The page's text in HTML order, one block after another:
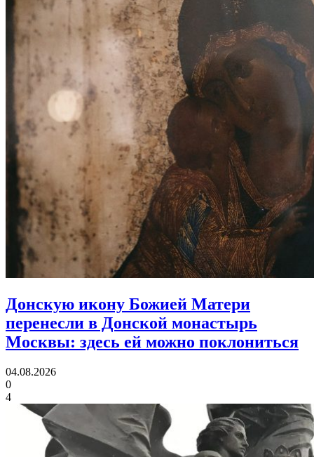
Донскую икону Божией Матери
перенесли в Донской монастырь
Москвы: здесь ей можно поклониться
04.08.2026
0
4